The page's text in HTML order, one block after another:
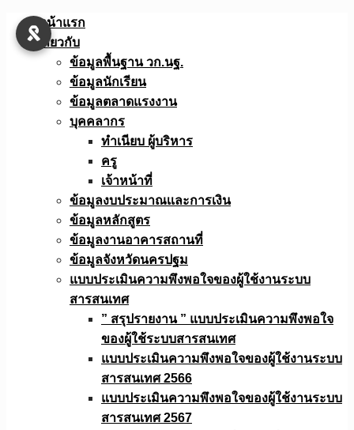
Skip
หน้าแรก
เกี่ยวกับ
ข้อมูลพื้นฐาน วก.นฐ.
ข้อมูลนักเรียน
ข้อมูลตลาดแรงงาน
บุคคลากร
ทำเนียบ ผู้บริหาร
ครู
เจ้าหน้าที่
ข้อมูลงบประมาณเเละการเงิน
ข้อมูลหลักสูตร
ข้อมูลงานอาคารสถานที่
ข้อมูลจังหวัดนครปฐม
แบบประเมินความพึงพอใจของผู้ใช้งานระบบ
สารสนเทศ
” สรุปรายงาน ” แบบประเมินความพึงพอใจ
ของผู้ใช้ระบบสารสนเทศ
แบบประเมินความพึงพอใจของผู้ใช้งานระบบ
สารสนเทศ 2566
แบบประเมินความพึงพอใจของผู้ใช้งานระบบ
สารสนเทศ 2567